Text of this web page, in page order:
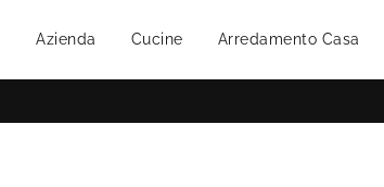
Azienda Cucine Arredamento Casa